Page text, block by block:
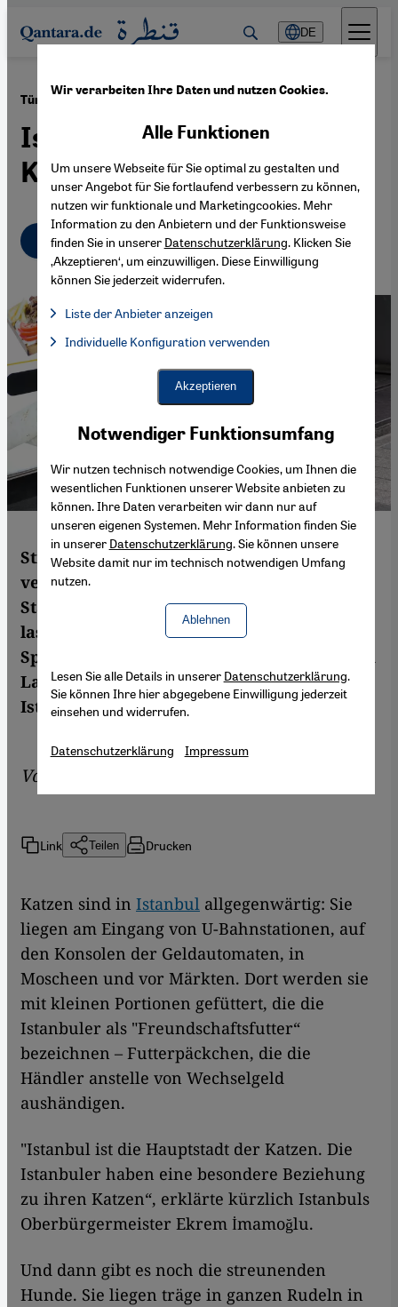
Direkt zum Inhalt springen
DE
Türkei: Was tun mit streunenden Tieren? ·20.03.2022
Istanbul – Hauptstadt der
Katzen
Deutsch English عربي
Streunende Hunde und Katzen sind ein
vertrautes Bild in den Straßen türkischer
Städte. Doch Vorfälle aus jüngster Zeit
lassen befürchten, dass die Tiere zum
Spielball in einem zunehmend polarisierten
Land werden. Ayşe Karabat berichtet aus
Istanbul.
Von
Link Teilen Drucken
Katzen sind in Istanbul allgegenwärtig: Sie
liegen am Eingang von U-Bahnstationen, auf
den Konsolen der Geldautomaten, in
Moscheen und vor Märkten. Dort werden sie
mit kleinen Portionen gefüttert, die die
Istanbuler als "Freundschaftsfutter“
bezeichnen – Futterpäckchen, die die
Händler anstelle von Wechselgeld
aushändigen.
"Istanbul ist die Hauptstadt der Katzen. Die
Istanbuler haben eine besondere Beziehung
zu ihren Katzen“, erklärte kürzlich Istanbuls
Oberbürgermeister Ekrem İmamoğlu.
Und dann gibt es noch die streunenden
Hunde. Sie liegen träge in ganzen Rudeln in
Wir verarbeiten Ihre Daten und nutzen Cookies.
Notwendiger Funktionsumfang
Wir nutzen technisch notwendige Cookies, um Ihnen die
wesentlichen Funktionen unserer Website anbieten zu
können. Ihre Daten verarbeiten wir dann nur auf
unseren eigenen Systemen. Mehr Information finden Sie
in unserer Datenschutzerklärung. Sie können unsere
Website damit nur im technisch notwendigen Umfang
nutzen.
Ablehnen
Alle Funktionen
Um unsere Webseite für Sie optimal zu gestalten und
unser Angebot für Sie fortlaufend verbessern zu können,
nutzen wir funktionale und Marketingcookies. Mehr
Information zu den Anbietern und der Funktionsweise
finden Sie in unserer Datenschutzerklärung. Klicken Sie
‚Akzeptieren‘, um einzuwilligen. Diese Einwilligung
können Sie jederzeit widerrufen.
Liste der Anbieter anzeigen
Facebook Embed / Facebook Connect, Google Maps Embed,
Facebook Embed / Facebook Connect
Google Maps Embed
Individuelle Konfiguration verwenden
Akzeptieren
Lesen Sie alle Details in unserer Datenschutzerklärung.
Sie können Ihre hier abgegebene Einwilligung jederzeit
einsehen und widerrufen.
Datenschutzerklärung Impressum